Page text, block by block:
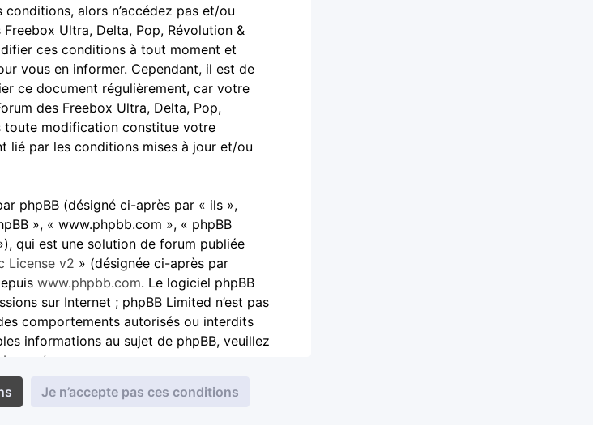
alors n’accédez pas et/ou
Freebox Ultra, Delta, Pop, Révolution &
ces conditions à tout moment et
vous en informer. Cependant, il est de
ce document régulièrement, car votre
des Freebox Ultra, Delta, Pop,
toute modification constitue votre
lié par les conditions mises à jour et/ou
phpBB (désigné ci-après par « ils »,
», « www.phpbb.com », « phpBB
qui est une solution de forum publiée
License v2 » (désignée ci-après par
www.phpbb.com. Le logiciel phpBB
sur Internet ; phpBB Limited n’est pas
comportements autorisés ou interdits
informations au sujet de phpBB, veuillez
de contenu abusif, obscène, vulgaire,